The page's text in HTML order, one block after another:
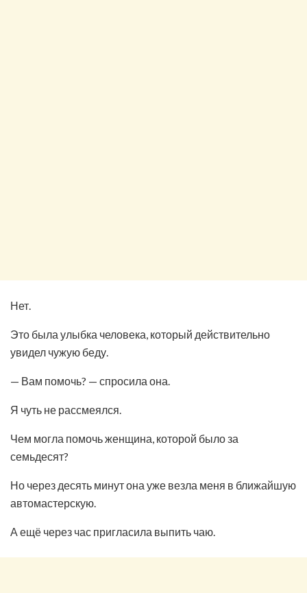
Нет.
Это была улыбка человека, который действительно
увидел чужую беду.
— Вам помочь? — спросила она.
Я чуть не рассмеялся.
Чем могла помочь женщина, которой было за
семьдесят?
Но через десять минут она уже везла меня в ближайшую
автомастерскую.
А ещё через час пригласила выпить чаю.